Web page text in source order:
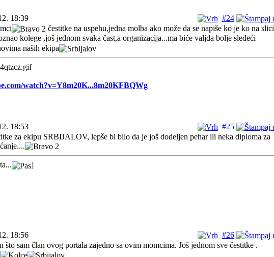
#24
18:39
čestitke na uspehu,jedna molba ako može da se napiše ko je ko na slici
kolege ,još jednom svaka čast,a organizacija...ma biće valjda bolje sledeći
naših ekipa
watch?v=Y8m20K...8m20KFBQWg
#25
18:53
za ekipu SRBIJALOV, lepše bi bilo da je još dodeljen pehar ili neka diploma za
]
#26
18:56
što sam član ovog portala zajedno sa ovim momcima. Još jednom sve čestitke .